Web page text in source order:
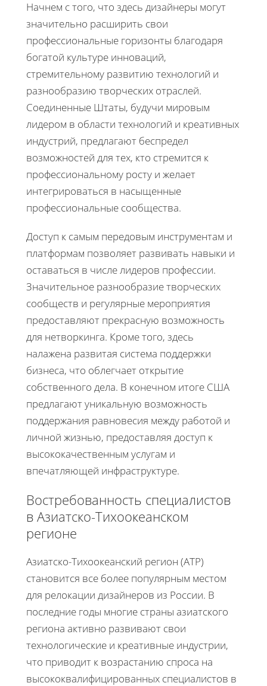
Начнем с того, что здесь дизайнеры могут
значительно расширить свои
профессиональные горизонты благодаря
богатой культуре инноваций,
стремительному развитию технологий и
разнообразию творческих отраслей.
Соединенные Штаты, будучи мировым
лидером в области технологий и креативных
индустрий, предлагают беспредел
возможностей для тех, кто стремится к
профессиональному росту и желает
интегрироваться в насыщенные
профессиональные сообщества.
Доступ к самым передовым инструментам и
платформам позволяет развивать навыки и
оставаться в числе лидеров профессии.
Значительное разнообразие творческих
сообществ и регулярные мероприятия
предоставляют прекрасную возможность
для нетворкинга. Кроме того, здесь
налажена развитая система поддержки
бизнеса, что облегчает открытие
собственного дела. В конечном итоге США
предлагают уникальную возможность
поддержания равновесия между работой и
личной жизнью, предоставляя доступ к
высококачественным услугам и
впечатляющей инфраструктуре.
Востребованность специалистов
в Азиатско-Тихоокеанском
регионе
Азиатско-Тихоокеанский регион (АТР)
становится все более популярным местом
для релокации дизайнеров из России. В
последние годы многие страны азиатского
региона активно развивают свои
технологические и креативные индустрии,
что приводит к возрастанию спроса на
высококвалифицированных специалистов в